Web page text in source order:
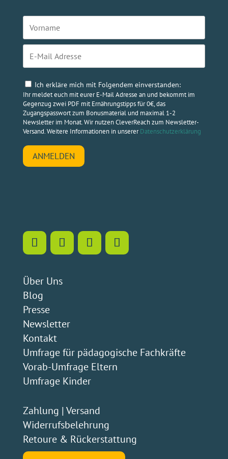
Über Uns
Blog
Presse
Newsletter
Kontakt
Umfrage für pädagogische Fachkräfte
Vorab-Umfrage Eltern
Umfrage Kinder
Zahlung | Versand
Widerrufsbelehrung
Retoure & Rückerstattung
Ich erkläre mich mit Folgendem einverstanden:
Ihr meldet euch mit eurer E-Mail Adresse an und bekommt im
Gegenzug zwei PDF mit Ernährungstipps für 0€, das
Zugangspasswort zum Bonusmaterial und maximal 1-2
Newsletter im Monat. Wir nutzen CleverReach zum Newsletter-
Versand. Weitere Informationen in unsererDatenschutzerklärung
ANMELDEN